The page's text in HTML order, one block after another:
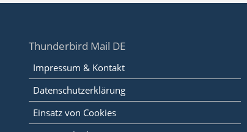
Thunderbird Mail DE
Impressum & Kontakt
Datenschutzerklärung
Einsatz von Cookies